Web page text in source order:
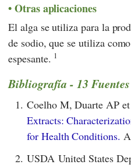
Otras aplicaciones
El alga se utiliza para la
de sodio, que se utiliza
espesante. 1
Bibliografía - 13
1. Coelho M, Duarte AP
Extracts:
for Health Conditions.
2. USDA United States